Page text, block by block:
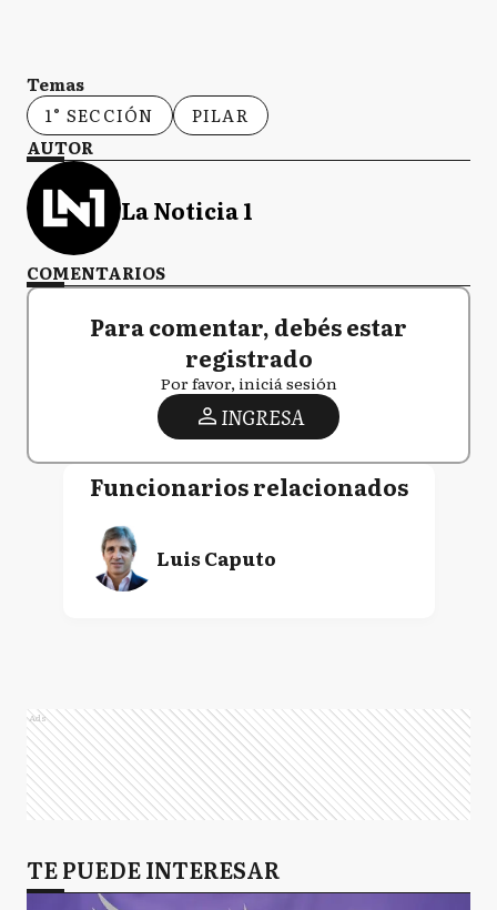
Temas
1° SECCIÓN
PILAR
AUTOR
La Noticia 1
COMENTARIOS
Para comentar, debés estar
registrado
Por favor, iniciá sesión
INGRESA
Funcionarios relacionados
Luis Caputo
Ads
TE PUEDE INTERESAR